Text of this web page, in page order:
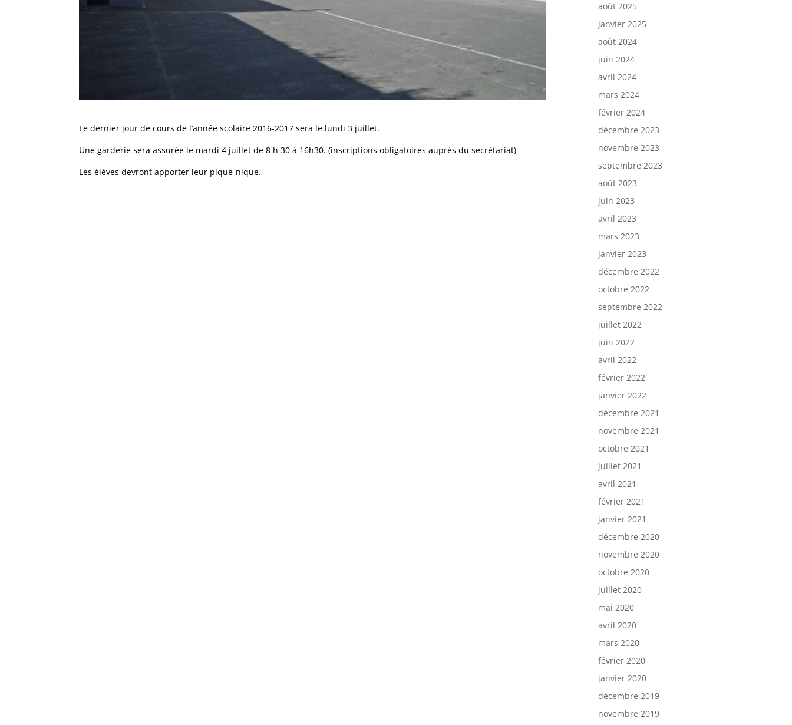
Le dernier jour de cours de l’année scolaire 2016-2017 sera le lundi 3 juillet.
Une garderie sera assurée le mardi 4 juillet de 8 h 30 à 16h30. (inscriptions obligatoires auprès du secrétariat)
Les élèves devront apporter leur pique-nique.
août 2025
janvier 2025
août 2024
juin 2024
avril 2024
mars 2024
février 2024
décembre 2023
novembre 2023
septembre 2023
août 2023
juin 2023
avril 2023
mars 2023
janvier 2023
décembre 2022
octobre 2022
septembre 2022
juillet 2022
juin 2022
avril 2022
février 2022
janvier 2022
décembre 2021
novembre 2021
octobre 2021
juillet 2021
avril 2021
février 2021
janvier 2021
décembre 2020
novembre 2020
octobre 2020
juillet 2020
mai 2020
avril 2020
mars 2020
février 2020
janvier 2020
décembre 2019
novembre 2019